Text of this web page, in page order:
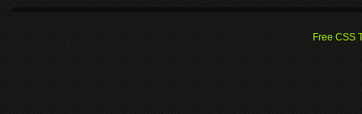
Free CSS